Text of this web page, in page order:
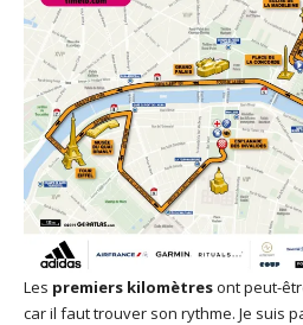
Les premiers kilomètresont peut-
car il faut trouver son rythme. Je suis